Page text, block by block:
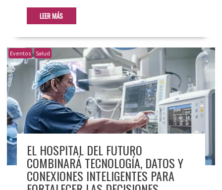
LEER MÁS
Eventos Salud
EL HOSPITAL DEL FUTURO
COMBINARÁ TECNOLOGÍA, DATOS Y
CONEXIONES INTELIGENTES PARA